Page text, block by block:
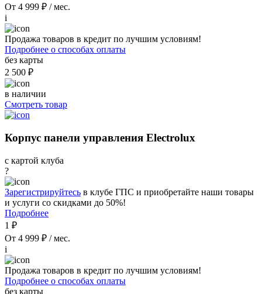
От 4 999 ₽ / мес.
i
Продажа товаров в кредит по лучшим условиям!
Подробнее о способах оплаты
без карты
2 500 ₽
в наличии
Смотреть товар
Корпус панели управления Electrolux
с картой клуба
?
Зарегистрируйтесь в клубе ГПС и приобретайте наши товары
и услуги со скидками до 50%!
Подробнее
1 ₽
От 4 999 ₽ / мес.
i
Продажа товаров в кредит по лучшим условиям!
Подробнее о способах оплаты
без карты